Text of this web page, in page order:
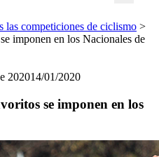
las competiciones de ciclismo >
imponen en los Nacionales de
202014/01/2020
se imponen en los